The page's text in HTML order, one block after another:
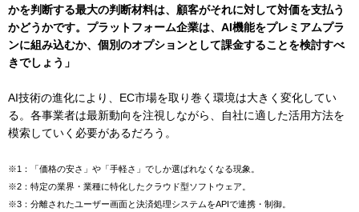
かを判断する最大の判断材料は、顧客がそれに対して対価を支払う
かどうかです。プラットフォーム企業は、AI機能をプレミアムプラ
ンに組み込むか、個別のオプションとして課金することを検討すべ
きでしょう」
AI技術の進化により、EC市場を取り巻く環境は大きく変化してい
る。各事業者は最新動向を注視しながら、自社に適した活用方法を
模索していく必要があるだろう。
※1：「価格の安さ」や「手軽さ」でしか選ばれなくなる現象。
※2：特定の業界・業種に特化したクラウド型ソフトウェア。
※3：分離されたユーザー画面と決済処理システムをAPIで連携・制御。